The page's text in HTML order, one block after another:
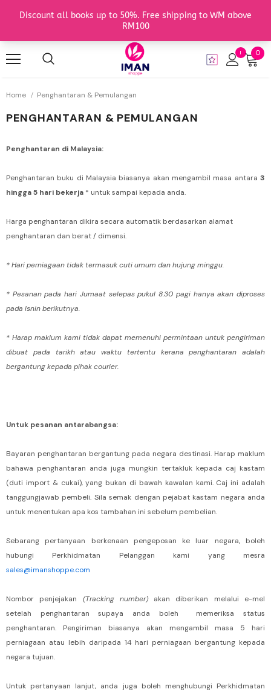
0
Home Penghantaran & Pemulangan
PENGHANTARAN & PEMULANGAN
Penghantaran di Malaysia:
Penghantaran buku di Malaysia biasanya akan mengambil masa antara 3
hingga 5 hari bekerja * untuk sampai kepada anda.
Harga penghantaran dikira secara automatik berdasarkan alamat
penghantaran dan berat / dimensi.
* Hari perniagaan tidak termasuk cuti umum dan hujung minggu.
* Pesanan pada hari Jumaat selepas pukul 8.30 pagi hanya akan diproses
pada Isnin berikutnya.
* Harap maklum kami tidak dapat memenuhi permintaan untuk pengiriman
dibuat pada tarikh atau waktu tertentu kerana penghantaran adalah
bergantung kepada pihak courier.
Untuk pesanan antarabangsa:
Bayaran penghantaran bergantung pada negara destinasi. Harap maklum
bahawa penghantaran anda juga mungkin tertakluk kepada caj kastam
(duti import & cukai), yang bukan di bawah kawalan kami. Caj ini adalah
tanggungjawab pembeli. Sila semak dengan pejabat kastam negara anda
untuk menentukan apa kos tambahan ini sebelum pembelian.
Sebarang pertanyaan berkenaan pengeposan ke luar negara, boleh
hubungi Perkhidmatan Pelanggan kami yang mesra
sales@imanshoppe.com
Nombor penjejakan (Tracking number)akan diberikan melalui e-mel
setelah penghantaran supaya anda boleh memeriksa status
penghantaran. Pengiriman biasanya akan mengambil masa 5 hari
perniagaan atau lebih daripada 14 hari perniagaan bergantung kepada
negara tujuan.
Untuk pertanyaan lanjut, anda juga boleh menghubungi Perkhidmatan